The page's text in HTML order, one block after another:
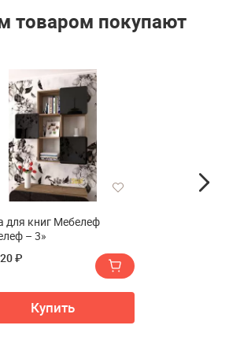
товаром покупают
для книг Мебелеф
– 3»
₽
Купить